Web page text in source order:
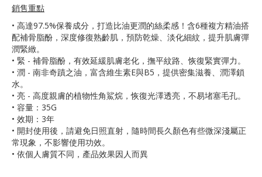
銷售重點
• 高達97.5%保養成分，打造比油更潤的絲柔感！含6種複方精油搭
配補骨脂酚，深度修復熟齡肌，預防乾燥、淡化細紋，提升肌膚彈
潤緊緻。
• 緊 - 補骨脂酚，有效延緩肌膚老化，撫平紋路、恢復緊實彈力。
• 潤 - 南非奇蹟之油，富含維生素E與B5，提供密集滋養、潤澤鎖
水。
• 亮 - 高度親膚的植物性角鯊烷，恢復光澤透亮，不易堵塞毛孔。
• 容量：35G
• 效期：3年
• 開封使用後，請避免日照直射，隨時間長久顏色有些微深淺屬正
常現象，不影響使用功效。
• 依個人膚質不同，產品效果因人而異